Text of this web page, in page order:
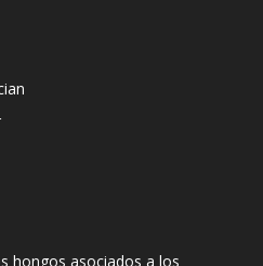
hongos asociados a los